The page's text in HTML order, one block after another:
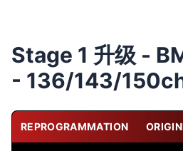
Stage 1 升级 -
- 136/143/
REPROGRAMMATION